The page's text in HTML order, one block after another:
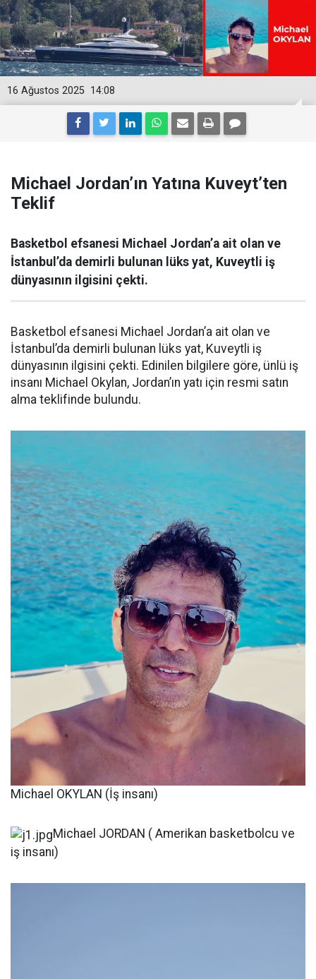
14:08
16 Ağustos 2025
Michael Jordan’ın Yatına Kuveyt’ten
Teklif
Basketbol efsanesi Michael Jordan’a ait olan ve
İstanbul’da demirli bulunan lüks yat, Kuveytli iş
dünyasının ilgisini çekti.
Basketbol efsanesi Michael Jordan’a ait olan ve
İstanbul’da demirli bulunan lüks yat, Kuveytli iş
dünyasının ilgisini çekti. Edinilen bilgilere göre, ünlü iş
insanı Michael Okylan, Jordan’ın yatı için resmi satın
alma teklifinde bulundu.
Michael OKYLAN (İş insanı)
Michael JORDAN ( Amerikan basketbolcu ve
iş insanı)